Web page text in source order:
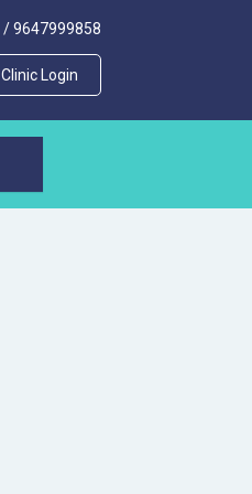
/9647999858
Clinic Login